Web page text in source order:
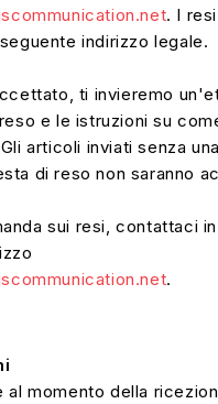
. I
indirizzo legale.
ti invieremo
e le istruzioni su
articoli inviati senza una
di reso non saranno
sui resi, contattaci
.
al momento della